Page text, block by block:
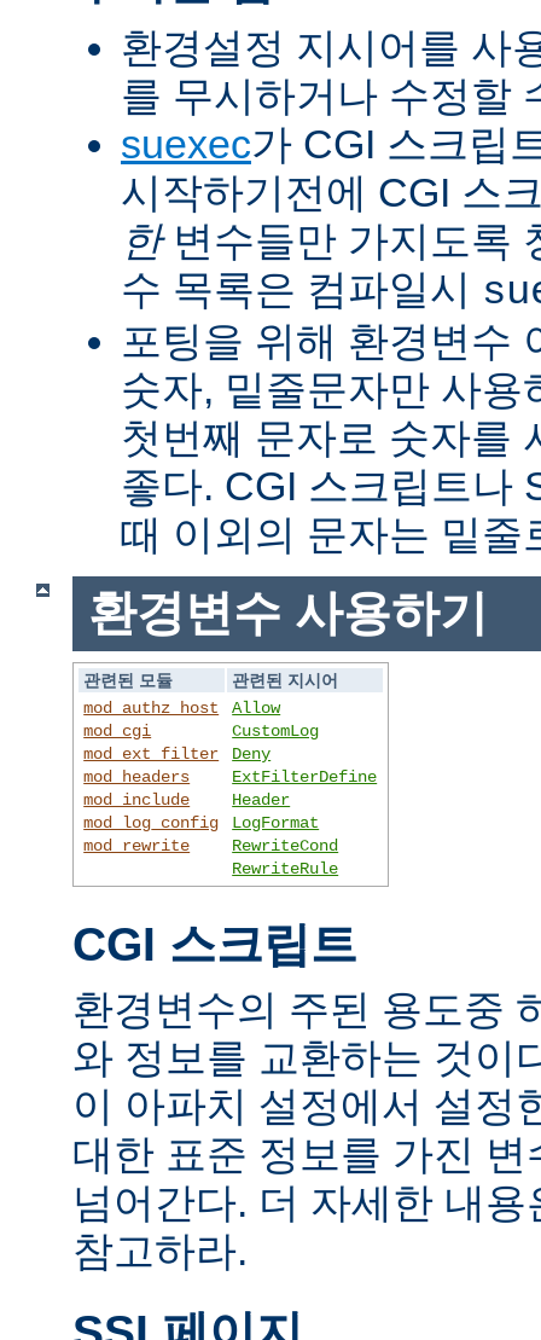
환경설정 지시어를 사
를 무시하거나 수정할
suexec가 CGI 스크립
시작하기전에 CGI 스
한변수들만 가지도록
수 목록은 컴파일시
포팅을 위해 환경변수
숫자, 밑줄문자만 사용
첫번째 문자로 숫자를
좋다. CGI 스크립트나
때 이외의 문자는 밑줄
환경변수 사용하기
관련된 모듈
관련된 지시어
mod_authz_host
mod_cgi
mod_ext_filter
mod_headers
mod_include
mod_log_config
mod_rewrite
Allow
CustomLog
Deny
ExtFilterDefine
Header
LogFormat
RewriteCond
RewriteRule
CGI 스크립트
환경변수의 주된 용도중
와 정보를 교환하는 것이
이 아파치 설정에서 설정
대한 표준 정보를 가진
넘어간다. 더 자세한 내
참고하라.